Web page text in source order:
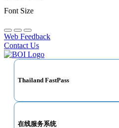
Font Size
Web Feedback
Contact Us
Thailand FastPass
在线服务系统